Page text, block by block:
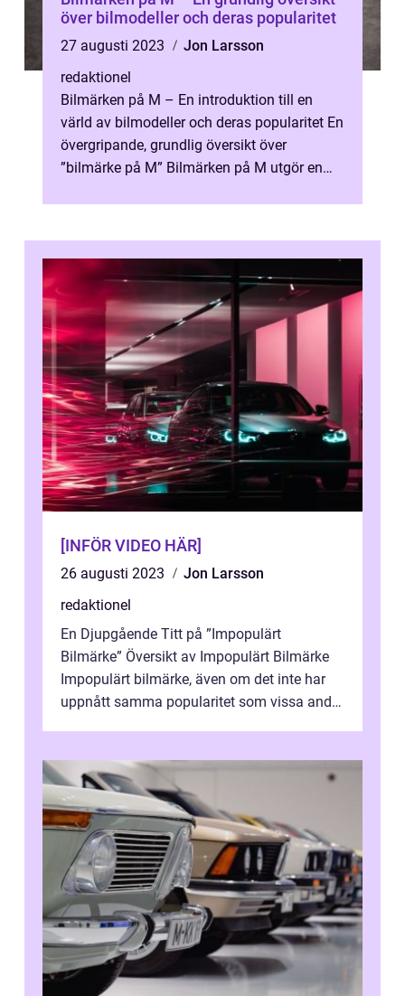
över bilmodeller och deras popularitet
27 augusti 2023
Jon Larsson
redaktionel
Bilmärken på M – En introduktion till en
värld av bilmodeller och deras popularitet En
övergripande, grundlig översikt över
”bilmärke på M” Bilmärken på M utgör en
[INFÖR VIDEO HÄR]
26 augusti 2023
Jon Larsson
redaktionel
En Djupgående Titt på ”Impopulärt
Bilmärke” Översikt av Impopulärt Bilmärke
Impopulärt bilmärke, även om det inte har
uppnått samma popularitet som vissa andra